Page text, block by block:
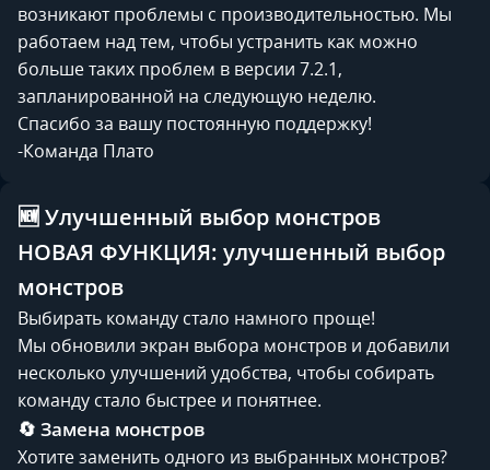
возникают проблемы с производительностью. Мы
работаем над тем, чтобы устранить как можно
больше таких проблем в версии 7.2.1,
запланированной на следующую неделю.
Спасибо за вашу постоянную поддержку!
-Команда Плато
🆕 Улучшенный выбор монстров
НОВАЯ ФУНКЦИЯ: улучшенный выбор
монстров
Выбирать команду стало намного проще!
Мы обновили экран выбора монстров и добавили
несколько улучшений удобства, чтобы собирать
команду стало быстрее и понятнее.
🔄 Замена монстров
Хотите заменить одного из выбранных монстров?